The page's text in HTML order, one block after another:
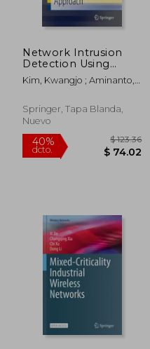
Network Intrusion
Detection Using
Deep Learning: A
Feature Learning
Kim, Kwangjo ; Aminanto,
Tanuwidjaja, Harry
Chandra
Springer, Tapa Blanda,
Nuevo